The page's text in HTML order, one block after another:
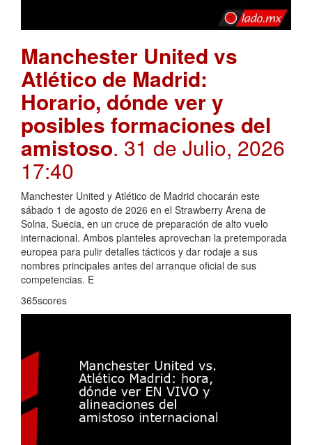
Manchester United vs
Atlético de Madrid:
Horario, dónde ver y
posibles formaciones del
amistoso. 31 de Julio, 2026
17:40
Manchester United y Atlético de Madrid chocarán este
sábado 1 de agosto de 2026 en el Strawberry Arena de
Solna, Suecia, en un cruce de preparación de alto vuelo
internacional. Ambos planteles aprovechan la pretemporada
europea para pulir detalles tácticos y dar rodaje a sus
nombres principales antes del arranque oficial de sus
competencias. E
365scores